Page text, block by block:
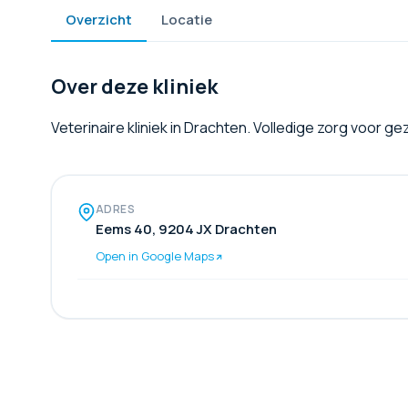
Overzicht Locatie
Over deze kliniek
Veterinaire kliniek in Drachten. Volledige zorg voor
ADRES
Eems 40, 9204 JX Drachten
Open in Google Maps